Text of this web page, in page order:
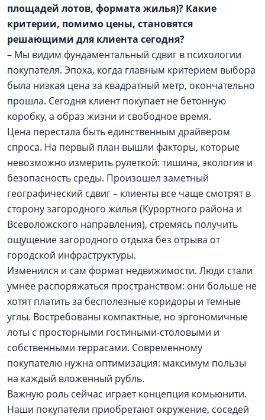
площадей лотов, формата жилья)? Какие
критерии, помимо цены, становятся
решающими для клиента сегодня?
– Мы видим фундаментальный сдвиг в психологии
покупателя. Эпоха, когда главным критерием выбора
была низкая цена за квадратный метр, окончательно
прошла. Сегодня клиент покупает не бетонную
коробку, а образ жизни и свободное время.
Цена перестала быть единственным драйвером
спроса. На первый план вышли факторы, которые
невозможно измерить рулеткой: тишина, экология и
безопасность среды. Произошел заметный
географический сдвиг – клиенты все чаще смотрят в
сторону загородного жилья (Курортного района и
Всеволожского направления), стремясь получить
ощущение загородного отдыха без отрыва от
городской инфраструктуры.
Изменился и сам формат недвижимости. Люди стали
умнее распоряжаться пространством: они больше не
хотят платить за бесполезные коридоры и темные
углы. Востребованы компактные, но эргономичные
лоты с просторными гостиными-столовыми и
собственными террасами. Современному
покупателю нужна оптимизация: максимум пользы
на каждый вложенный рубль.
Важную роль сейчас играет концепция комьюнити.
Наши покупатели приобретают окружение, соседей